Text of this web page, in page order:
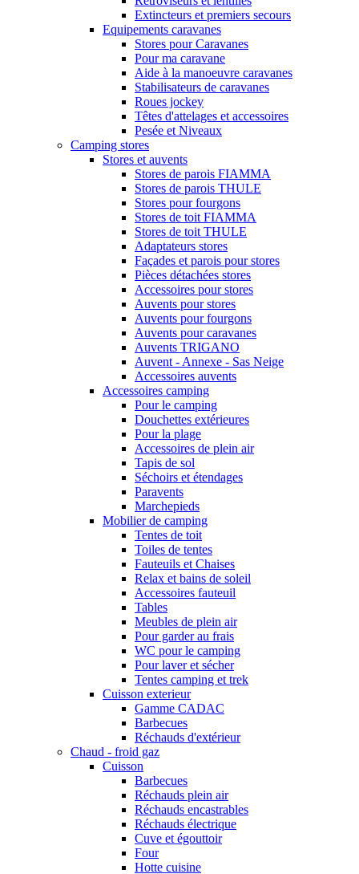
Extincteurs et premiers secours
Equipements caravanes
Stores pour Caravanes
Pour ma caravane
Aide à la manoeuvre caravanes
Stabilisateurs de caravanes
Roues jockey
Têtes d'attelages et accessoires
Pesée et Niveaux
Camping stores
Stores et auvents
Stores de parois FIAMMA
Stores de parois THULE
Stores pour fourgons
Stores de toit FIAMMA
Stores de toit THULE
Adaptateurs stores
Façades et parois pour stores
Pièces détachées stores
Accessoires pour stores
Auvents pour stores
Auvents pour fourgons
Auvents pour caravanes
Auvents TRIGANO
Auvent - Annexe - Sas Neige
Accessoires auvents
Accessoires camping
Pour le camping
Douchettes extérieures
Pour la plage
Accessoires de plein air
Tapis de sol
Séchoirs et étendages
Paravents
Marchepieds
Mobilier de camping
Tentes de toit
Toiles de tentes
Fauteuils et Chaises
Relax et bains de soleil
Accessoires fauteuil
Tables
Meubles de plein air
Pour garder au frais
WC pour le camping
Pour laver et sécher
Tentes camping et trek
Cuisson exterieur
Gamme CADAC
Barbecues
Réchauds d'extérieur
Chaud - froid gaz
Cuisson
Barbecues
Réchauds plein air
Réchauds encastrables
Réchauds électrique
Cuve et égouttoir
Four
Hotte cuisine